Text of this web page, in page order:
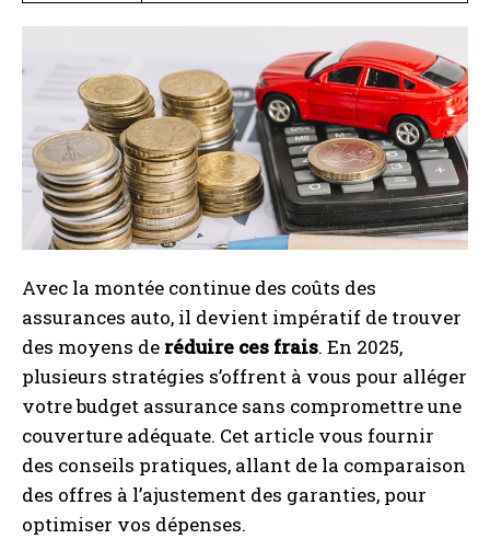
Avec la montée continue des coûts des
assurances auto, il devient impératif de trouver
des moyens de réduire ces frais. En 2025,
plusieurs stratégies s’offrent à vous pour alléger
votre budget assurance sans compromettre une
couverture adéquate. Cet article vous fournir
des conseils pratiques, allant de la comparaison
des offres à l’ajustement des garanties, pour
optimiser vos dépenses.